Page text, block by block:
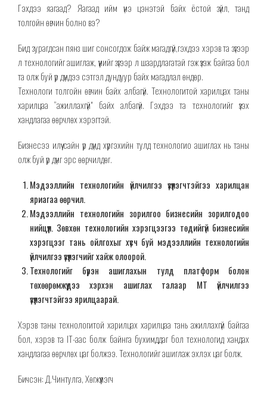
Гэхдээ яагаад? Яагаад ийм үнэ цэнэтэй байх ёстой зүйл, танд
толгойн өвчин болно вэ?
Бид зурагдсан пянз шиг сонсогдож байж магадгүй,гэхдээ хэрэв та зүгээр
л технологийг ашиглаж, үүнийг зүгээр л шаардлагатай гэж үзэж байгаа бол
та олж буй үр дүндээ сэтгэл дундуур байх магадлал өндөр.
Технологи толгойн өвчин байх албагүй. Технологитой харилцах таны
харилцаа “ажиллахгүй" байх албагүй. Гэхдээ та технологийг үзэх
хандлагаа өөрчлөх хэрэгтэй.
Бизнесээ илүү сайн үр дүнд хүргэхийн тулд технологио ашиглах нь таны
олж буй үр дүнг эрс өөрчилдөг.
Мэдээллийн технологийн үйлчилгээ үзүүлэгчтэйгээ харилцан
яриагаа өөрчил.
Мэдээллийн технологийн зорилгоо бизнесийн зорилгодоо
нийцүүл. Зөвхөн технологийн хэрэгцээгээ төдийгүй бизнесийн
хэрэгцээг тань ойлгохыг хүсч буй мэдээллийн технологийн
үйлчилгээ үзүүлэгчийг хайж олоорой.
Технологийг бүрэн ашиглахын тулд платформ болон
төхөөрөмжүүдээ хэрхэн ашиглах талаар МТ үйлчилгээ
үзүүлэгчтэйгээ ярилцаарай.
Хэрэв таны технологитой харилцах харилцаа тань ажиллахгүй байгаа
бол, хэрэв та IT-аас болж байнга бухимддаг бол технологид хандах
хандлагаа өөрчлөх цаг болжээ. Технологийг ашиглаж эхлэх цаг болж.
Бичсэн: Д.Чинтулга, Хөгжүүлэгч